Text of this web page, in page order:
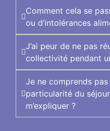
Comment cela se
ou d’intolérances
J’ai peur de ne pas
collectivité pendant
Je ne comprends
particularité du
m’expliquer ?